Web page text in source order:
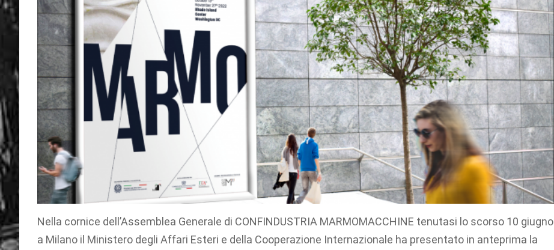
Nella cornice dell’Assemblea Generale di CONFINDUSTRIA MARMOMACCHINE tenutasi lo scorso 10 giugno
a Milano il Ministero degli Affari Esteri e della Cooperazione Internazionale ha presentato in anteprima la